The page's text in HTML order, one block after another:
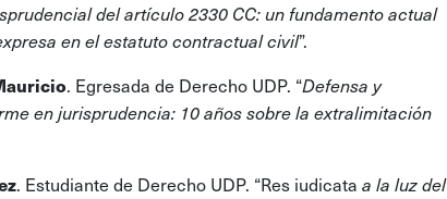
del artículo 2330 CC: un fundamento actual
en el estatuto contractual civil”.
. Egresada de Derecho UDP. “Defensa y
en jurisprudencia: 10 años sobre la extralimitación
. Estudiante de Derecho UDP. “Res iudicata a la luz del